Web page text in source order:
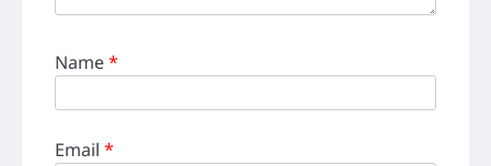
Name*
Email *